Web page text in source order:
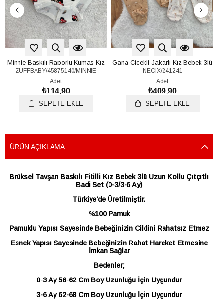
Minnie Baskılı Raporlu Kumaş Kız
Bebek Çıtçıtlı Badi Zıbın 0-3/3-6/6-
9/9-12/12-18/18-24 Ay 2-3/3-4 Yaş
ZUFFBABY/45875140/MINNIE
Adet
₺114,90
SEPETE EKLE
Gana Çiçekli Jakarlı Kız Bebek 3lü
Patikli Alt Pantolon 0-3/3-6 Ay
NECIX/241241
Adet
₺409,90
SEPETE EKLE
ÜRÜN AÇIKLAMA
Brüksel Tavşan Baskılı Fitilli Kız Bebek 3lü Uzun Kollu Çıtçıtlı
Badi Set (0-3/3-6 Ay)
Türkiye'de Üretilmiştir.
%100 Pamuk
Pamuklu Yapısı Sayesinde Bebeğinizin Cildini Rahatsız Etmez
Esnek Yapısı Sayesinde Bebeğinizin Rahat Hareket Etmesine
İmkan Sağlar
Bedenler;
0-3 Ay 56-62 Cm Boy Uzunluğu İçin Uygundur
3-6 Ay 62-68 Cm Boy Uzunluğu İçin Uygundur